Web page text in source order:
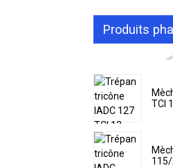
Produits
TCI
115/